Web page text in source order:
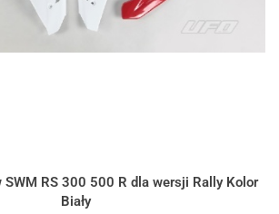
RS 300 500 R dla wersji Rally Kolor
Biały